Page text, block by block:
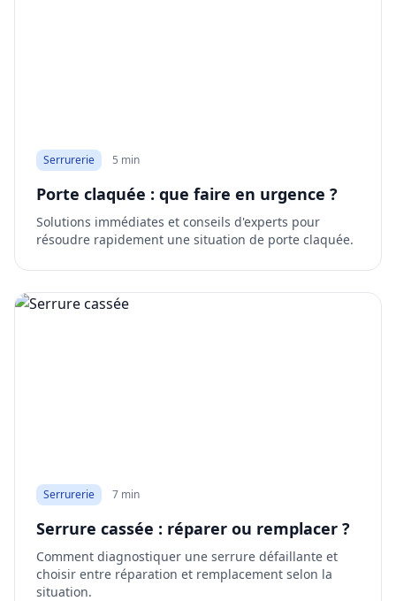
Serrurerie 5 min
Porte claquée : que faire en urgence ?
Solutions immédiates et conseils d'experts pour
résoudre rapidement une situation de porte claquée.
Serrurerie 7 min
Serrure cassée : réparer ou remplacer ?
Comment diagnostiquer une serrure défaillante et
choisir entre réparation et remplacement selon la
situation.